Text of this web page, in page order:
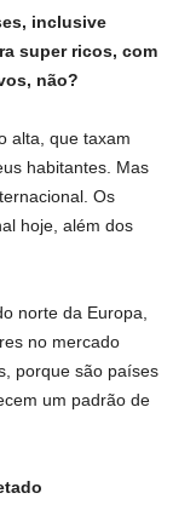
inclusive
super ricos, com
não?
alta, que taxam
habitantes. Mas
Os
hoje, além dos
norte da Europa,
no mercado
porque são países
um padrão de